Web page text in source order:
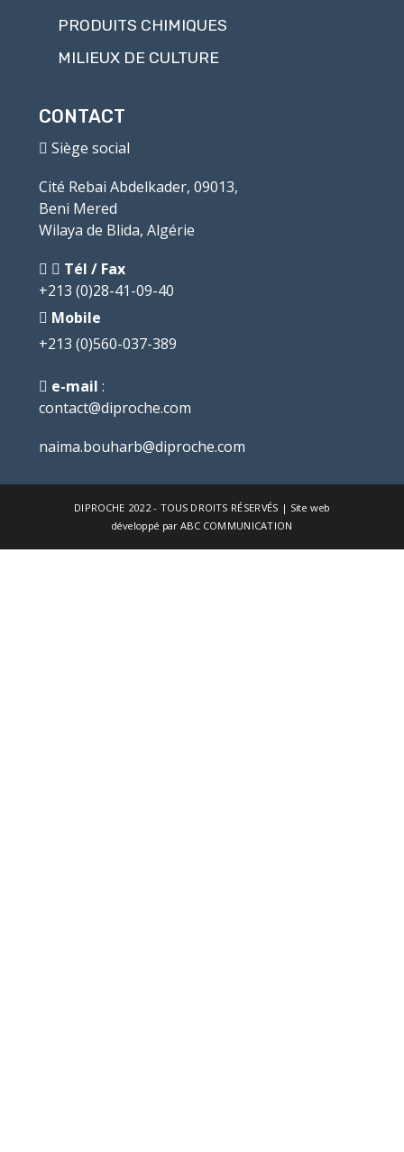
PRODUITS CHIMIQUES
MILIEUX DE CULTURE
CONTACT
Siège social
Cité Rebai Abdelkader, 09013,
Beni Mered
Wilaya de Blida, Algérie
Tél / Fax
+213 (0)28-41-09-40
Mobile
+213 (0)560-037-389
e-mail :
contact@diproche.com
naima.bouharb@diproche.com
DIPROCHE 2022 - TOUS DROITS RÉSERVÉS | Site web
développé par ABC COMMUNICATION